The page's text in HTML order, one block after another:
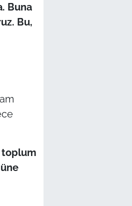
Buna
Bu,
toplum